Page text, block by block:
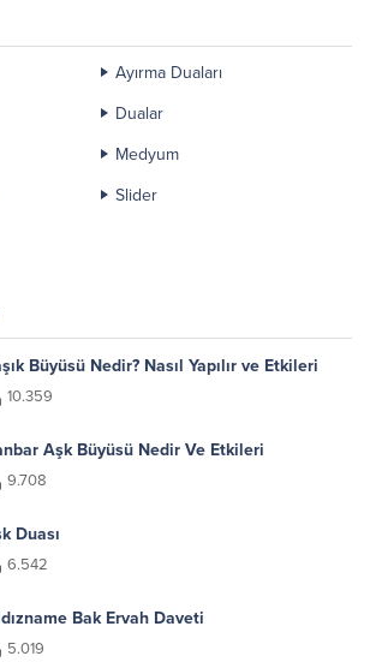
Ayırma Duaları
Dualar
Medyum
Slider
Büyüsü Nedir? Nasıl Yapılır ve Etkileri
10.359
Aşk Büyüsü Nedir Ve Etkileri
9.708
Duası
6.542
Bak Ervah Daveti
5.019